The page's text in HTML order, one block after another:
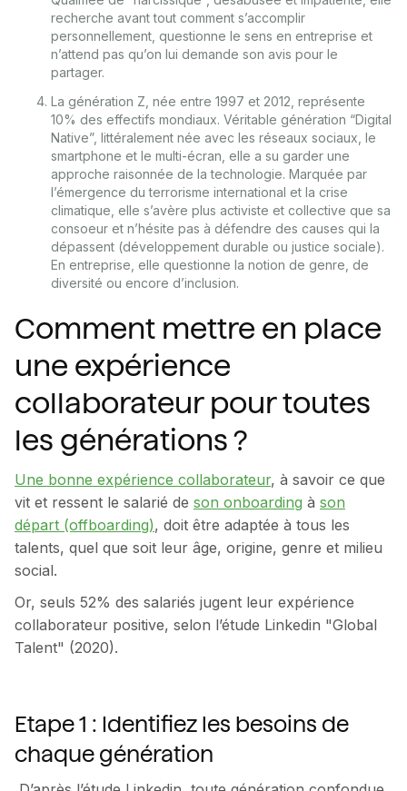
recherche avant tout comment s’accomplir
personnellement, questionne le sens en entreprise et
n’attend pas qu’on lui demande son avis pour le
partager.
La génération Z, née entre 1997 et 2012, représente
10% des effectifs mondiaux. Véritable génération “Digital
Native”, littéralement née avec les réseaux sociaux, le
smartphone et le multi-écran, elle a su garder une
approche raisonnée de la technologie. Marquée par
l’émergence du terrorisme international et la crise
climatique, elle s’avère plus activiste et collective que sa
consoeur et n’hésite pas à défendre des causes qui la
dépassent (développement durable ou justice sociale).
En entreprise, elle questionne la notion de genre, de
diversité ou encore d’inclusion.
Comment mettre en place
une expérience
collaborateur pour toutes
les générations ?
Une bonne expérience collaborateur, à savoir ce que
vit et ressent le salarié de son onboarding à son
départ (offboarding), doit être adaptée à tous les
talents, quel que soit leur âge, origine, genre et milieu
social.
Or, seuls 52% des salariés jugent leur expérience
collaborateur positive, selon l’étude Linkedin "Global
Talent" (2020).
Etape 1 : Identifiez les besoins de
chaque génération